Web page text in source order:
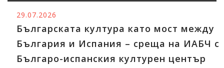
29.07.2026
Българската култура като мост между
България и Испания – среща на ИАБЧ с
Българо-испанския културен център